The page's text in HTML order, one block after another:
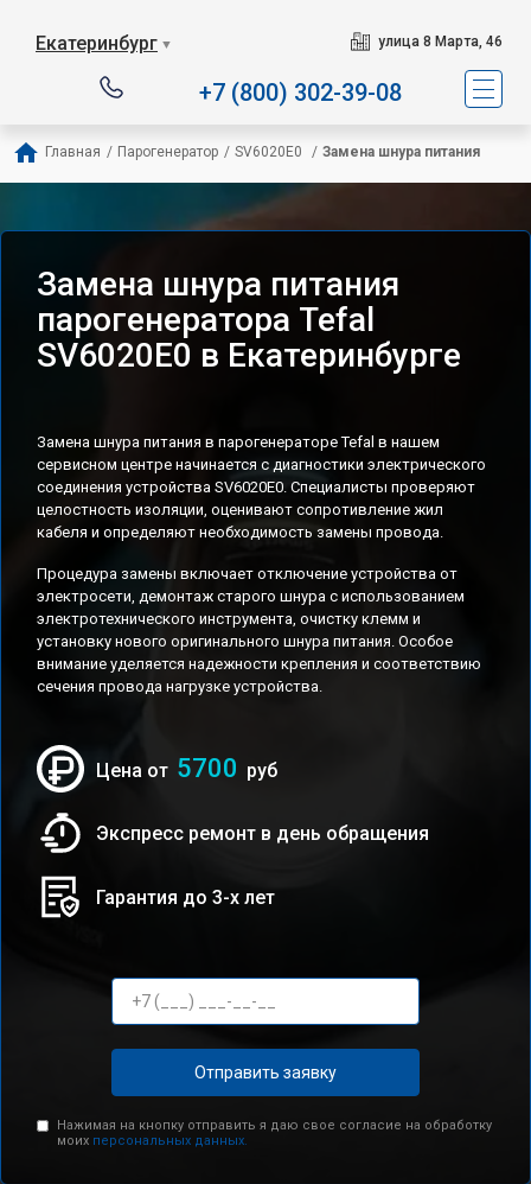
Екатеринбург ▼ улица 8 Марта, 46
+7 (800) 302-39-08
Главная / Парогенератор / SV6020E0 / Замена шнура питания
Замена шнура питания
парогенератора Tefal
SV6020E0 в Екатеринбурге
Замена шнура питания в парогенераторе Tefal в нашем
сервисном центре начинается с диагностики электрического
соединения устройства SV6020E0. Специалисты проверяют
целостность изоляции, оценивают сопротивление жил
кабеля и определяют необходимость замены провода.
Процедура замены включает отключение устройства от
электросети, демонтаж старого шнура с использованием
электротехнического инструмента, очистку клемм и
установку нового оригинального шнура питания. Особое
внимание уделяется надежности крепления и соответствию
сечения провода нагрузке устройства.
Цена от 5700 руб
Экспресс ремонт в день обращения
Гарантия до 3-х лет
Отправить заявку
Нажимая на кнопку отправить я даю свое согласие на обработку
моих персональных данных.